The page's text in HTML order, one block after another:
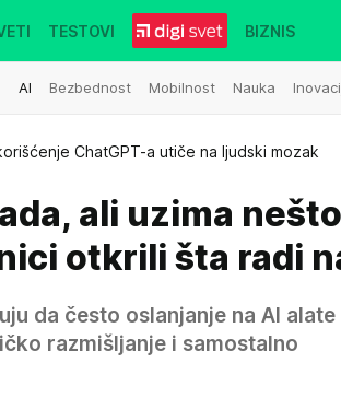
AI Bezbednost Mobilnost Nauka
TESTOVI BIZNIS
ChatGPT-a utiče na ljudski mozak
ali uzima
otkrili šta radi
da često oslanjanje na AI alate
razmišljanje i samostalno